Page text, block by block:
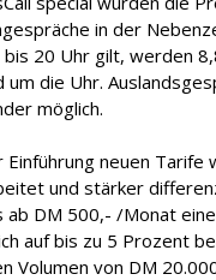
in der
20 Uhr gilt, werden
um die Uhr.
möglich.
Einführung neuen
und stärker
DM 500,- /Monat
auf bis zu 5 Prozent
Volumen von DM